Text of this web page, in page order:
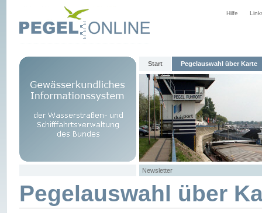
Hilfe
Start Pegelauswahl über Karte
Newsletter
Pegelauswahl über